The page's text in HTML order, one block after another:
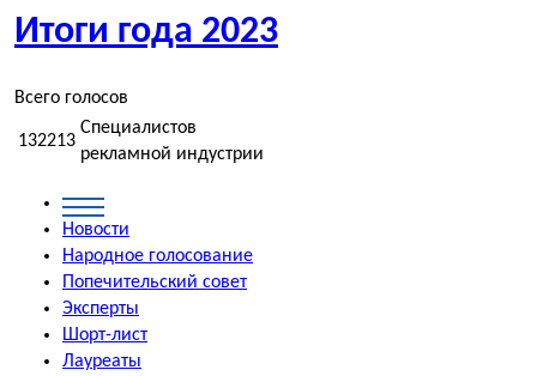
Итоги года 2023
Всего голосов
132213
Специалистов
рекламной индустрии
Новости
Народное голосование
Попечительский совет
Эксперты
Шорт-лист
Лауреаты